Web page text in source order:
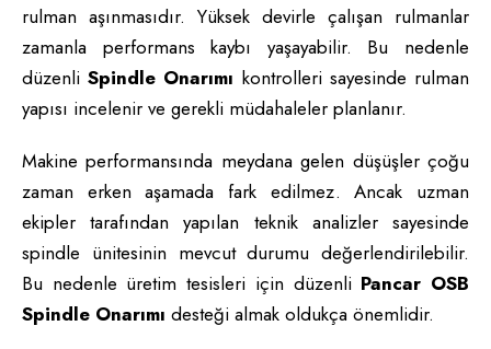
rulman aşınmasıdır. Yüksek devirle çalışan rulmanlar
zamanla performans kaybı yaşayabilir. Bu nedenle
düzenliSpindle Onarımı kontrolleri sayesinde rulman
yapısı incelenir ve gerekli müdahaleler planlanır.
Makine performansında meydana gelen düşüşler çoğu
zaman erken aşamada fark edilmez. Ancak uzman
ekipler tarafından yapılan teknik analizler sayesinde
spindle ünitesinin mevcut durumu değerlendirilebilir.
Bu nedenle üretim tesisleri için düzenli Pancar OSB
Spindle Onarımı desteği almak oldukça önemlidir.